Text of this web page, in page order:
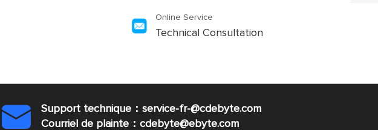
Online Service
Technical Consultation

Support technique：service-fr-@cdebyte.com
Courriel de plainte：cdebyte@ebyte.com